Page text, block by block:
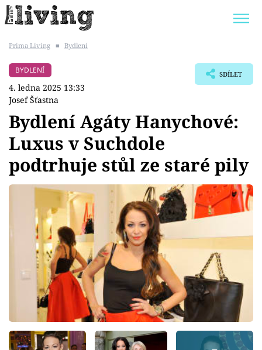
BYDLENÍ SLAVNÝCH
Témata
Bydlení
Zahrada
Design
Sledujte prima+
Přihlášení
Sledujte nás
Prima Living ■ Bydlení
BYDLENÍ
4. ledna 2025 13:33
Josef Šťastna
SDÍLET
Bydlení Agáty Hanychové:
Luxus v Suchdole
podtrhuje stůl ze staré pily